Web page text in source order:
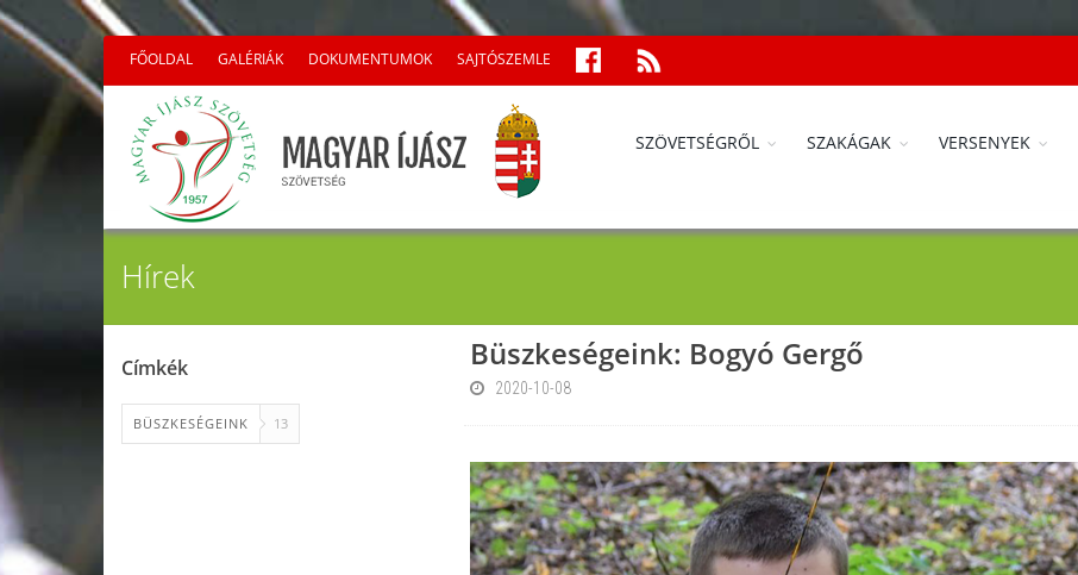
FŐOLDAL GALÉRIÁK DOKUMENTUMOK SAJTÓSZEMLE
SZÖVETSÉGRŐL SZAKÁGAK VERSENYEK
Hírek
Címkék
BÜSZKESÉGEINK 13
Büszkeségeink: Bogyó Gergő
2020-10-08